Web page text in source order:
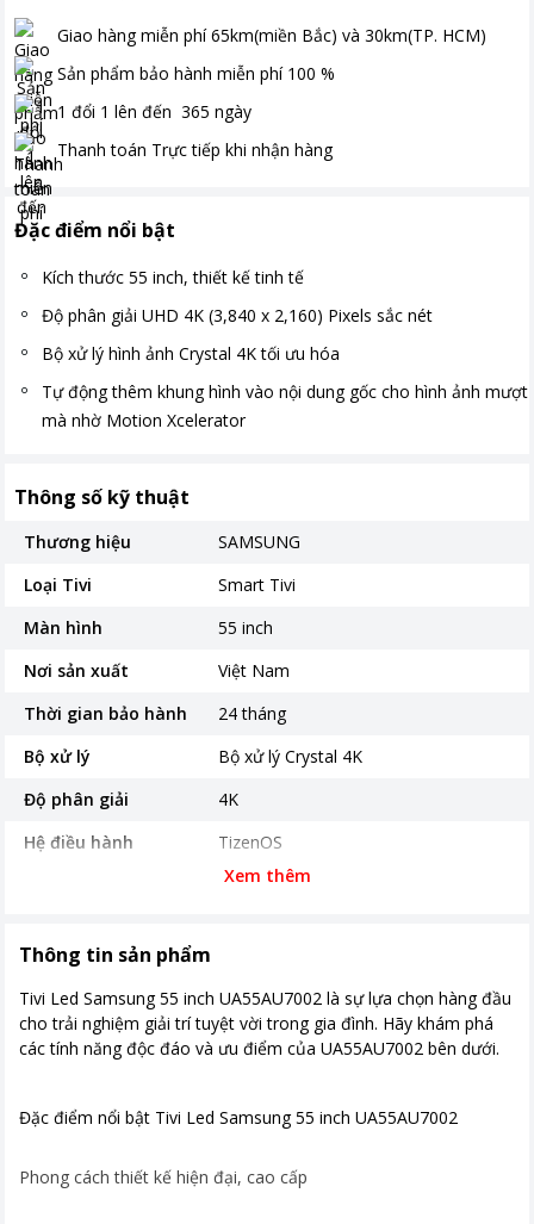
Giao hàng miễn phí 65km(miền Bắc) và 30km(TP. HCM)
Sản phẩm bảo hành miễn phí 100 %
1 đổi 1 lên đến 365 ngày
Thanh toán Trực tiếp khi nhận hàng
Đặc điểm nổi bật
Kích thước 55 inch, thiết kế tinh tế
Độ phân giải UHD 4K (3,840 x 2,160) Pixels sắc nét
Bộ xử lý hình ảnh Crystal 4K tối ưu hóa
Tự động thêm khung hình vào nội dung gốc cho hình ảnh mượt
mà nhờ Motion Xcelerator
Thông số kỹ thuật
Thương hiệu
SAMSUNG
Loại Tivi
Smart Tivi
Màn hình
55 inch
Nơi sản xuất
Việt Nam
Thời gian bảo hành
24 tháng
Bộ xử lý
Bộ xử lý Crystal 4K
Độ phân giải
4K
Hệ điều hành
TizenOS
Chất liệu chân đế: Nhựa; Chất liệu
Năm ra mắt
Ứng dụng phổ biến
YouTube , Netflix, Galaxy Play (Fim+)
, Clip TV, FPT Play, MyTV, POPS Kids,
VieON, MP3 Zing, Spotify , Trình
Cổng kết nối
Dày 25.82 cm
Xem thêm
Thông tin sản phẩm
Tivi Led Samsung 55 inch UA55AU7002 là sự lựa chọn hàng đầu
cho trải nghiệm giải trí tuyệt vời trong gia đình. Hãy khám phá
các tính năng độc đáo và ưu điểm của UA55AU7002 bên dưới.
Đặc điểm nổi bật Tivi Led Samsung 55 inch UA55AU7002
Phong cách thiết kế hiện đại, cao cấp